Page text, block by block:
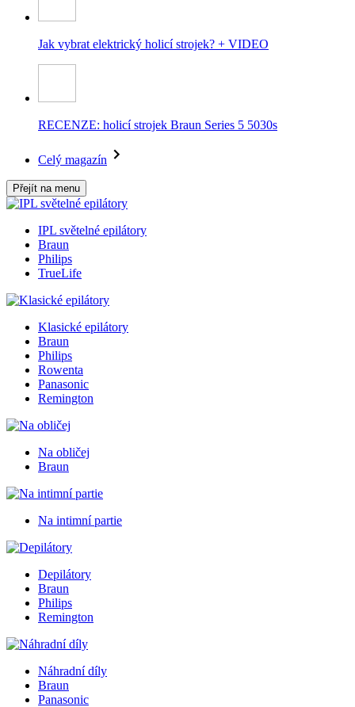
Jak vybrat elektrický holicí strojek? + VIDEO
RECENZE: holicí strojek Braun Series 5 5030s
Celý magazín
Přejít na menu
IPL světelné epilátory
Braun
Philips
TrueLife
Klasické epilátory
Braun
Philips
Rowenta
Panasonic
Remington
Na obličej
Braun
Na intimní partie
Depilátory
Braun
Philips
Remington
Náhradní díly
Braun
Panasonic